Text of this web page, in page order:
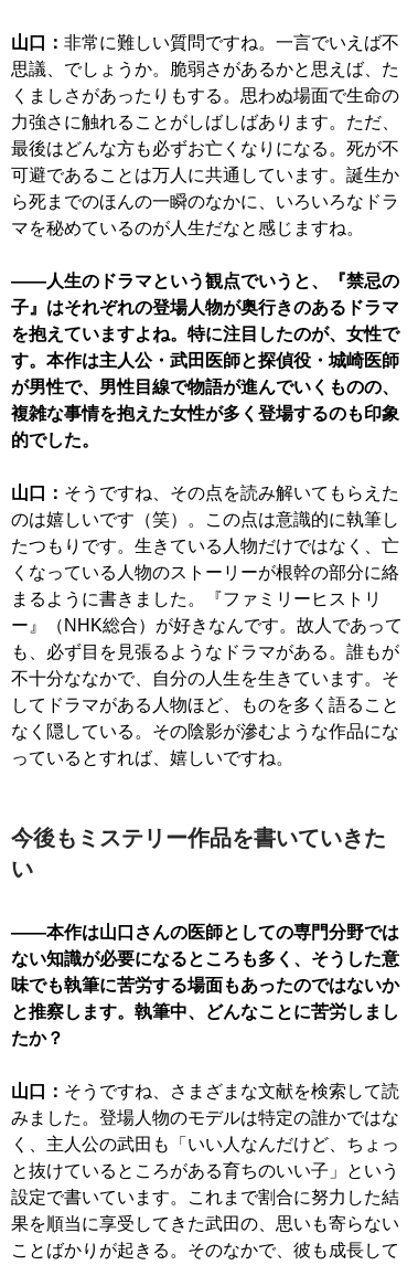
山口： 非常に難しい質問ですね。一言でいえば不
思議、でしょうか。脆弱さがあるかと思えば、た
くましさがあったりもする。思わぬ場面で生命の
力強さに触れることがしばしばあります。ただ、
最後はどんな方も必ずお亡くなりになる。死が不
可避であることは万人に共通しています。誕生か
ら死までのほんの一瞬のなかに、いろいろなドラ
マを秘めているのが人生だなと感じますね。
――人生のドラマという観点でいうと、『禁忌の
子』はそれぞれの登場人物が奥行きのあるドラマ
を抱えていますよね。特に注目したのが、女性で
す。本作は主人公・武田医師と探偵役・城崎医師
が男性で、男性目線で物語が進んでいくものの、
複雑な事情を抱えた女性が多く登場するのも印象
的でした。
山口： そうですね、その点を読み解いてもらえた
のは嬉しいです（笑）。この点は意識的に執筆し
たつもりです。生きている人物だけではなく、亡
くなっている人物のストーリーが根幹の部分に絡
まるように書きました。『ファミリーヒストリ
ー』（NHK総合）が好きなんです。故人であって
も、必ず目を見張るようなドラマがある。誰もが
不十分ななかで、自分の人生を生きています。そ
してドラマがある人物ほど、ものを多く語ること
なく隠している。その陰影が滲むような作品にな
っているとすれば、嬉しいですね。
今後もミステリー作品を書いていきた
い
――本作は山口さんの医師としての専門分野では
ない知識が必要になるところも多く、そうした意
味でも執筆に苦労する場面もあったのではないか
と推察します。執筆中、どんなことに苦労しまし
たか？
山口： そうですね、さまざまな文献を検索して読
みました。登場人物のモデルは特定の誰かではな
く、主人公の武田も「いい人なんだけど、ちょっ
と抜けているところがある育ちのいい子」という
設定で書いています。これまで割合に努力した結
果を順当に享受してきた武田の、思いも寄らない
ことばかりが起きる。そのなかで、彼も成長して